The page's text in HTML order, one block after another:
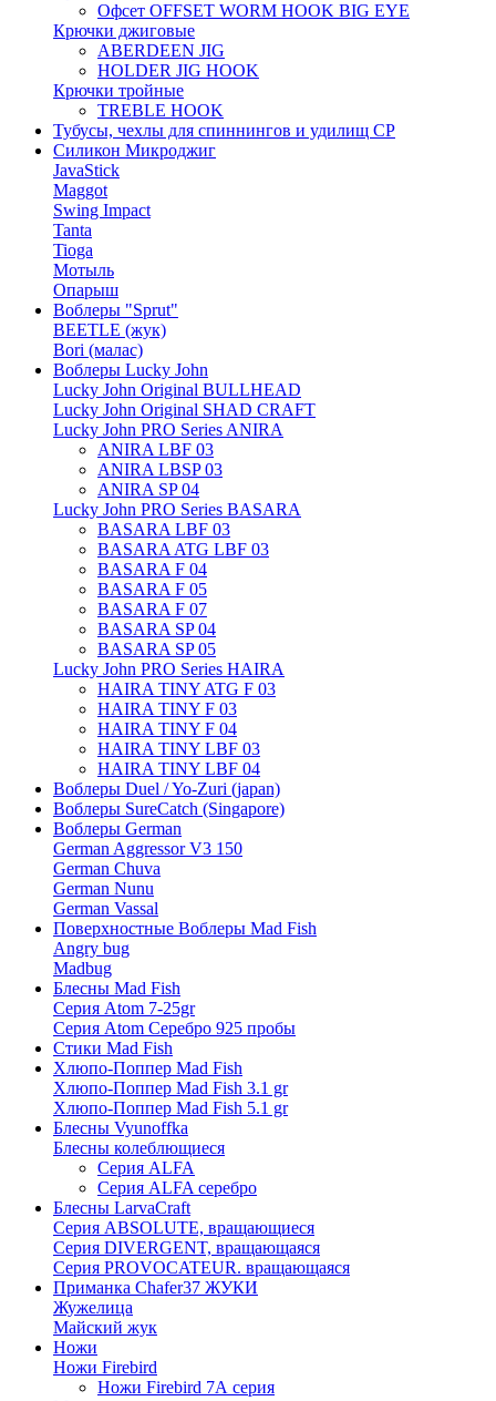
Офсет OFFSET WORM HOOK BIG EYE
Крючки джиговые
ABERDEEN JIG
HOLDER JIG HOOK
Крючки тройные
TREBLE HOOK
Тубусы, чехлы для спиннингов и удилищ СР
Силикон Микроджиг
JavaStick
Maggot
Swing Impact
Tanta
Tioga
Мотыль
Опарыш
Воблеры "Sprut"
BEETLE (жук)
Bori (малас)
Воблеры Lucky John
Lucky John Original BULLHEAD
Lucky John Original SHAD CRAFT
Lucky John PRO Series ANIRA
ANIRA LBF 03
ANIRA LBSP 03
ANIRA SP 04
Lucky John PRO Series BASARA
BASARA LBF 03
BASARA ATG LBF 03
BASARA F 04
BASARA F 05
BASARA F 07
BASARA SP 04
BASARA SP 05
Lucky John PRO Series HAIRA
HAIRA TINY ATG F 03
HAIRA TINY F 03
HAIRA TINY F 04
HAIRA TINY LBF 03
HAIRA TINY LBF 04
Воблеры Duel / Yo-Zuri (japan)
Воблеры SureCatch (Singapore)
Воблеры German
German Aggressor V3 150
German Chuva
German Nunu
German Vassal
Поверхностные Воблеры Mad Fish
Angry bug
Madbug
Блесны Mad Fish
Серия Atom 7-25gr
Серия Atom Серебро 925 пробы
Стики Mad Fish
Хлюпо-Поппер Mad Fish
Хлюпо-Поппер Mad Fish 3.1 gr
Хлюпо-Поппер Mad Fish 5.1 gr
Блесны Vyunoffka
Блесны колеблющиеся
Серия ALFA
Серия ALFA серебро
Блесны LarvaCraft
Серия ABSOLUTE, вращающиеся
Серия DIVERGENT, вращающаяся
Серия PROVOCATEUR. вращающаяся
Приманка Chafer37 ЖУКИ
Жужелица
Майский жук
Ножи
Ножи Firebird
Ножи Firebird 7А серия